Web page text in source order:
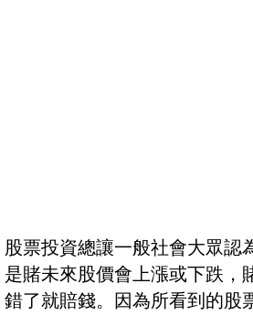
股票投資總讓一般社會大眾認
是賭未來股價會上漲或下跌，
錯了就賠錢。因為所看到的股